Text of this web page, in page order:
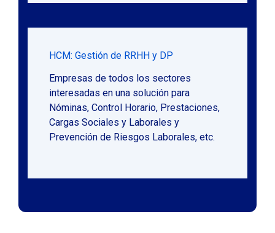
HCM: Gestión de RRHH y DP
Empresas de todos los sectores
interesadas en una solución para
Nóminas, Control Horario, Prestaciones,
Cargas Sociales y Laborales y
Prevención de Riesgos Laborales, etc.